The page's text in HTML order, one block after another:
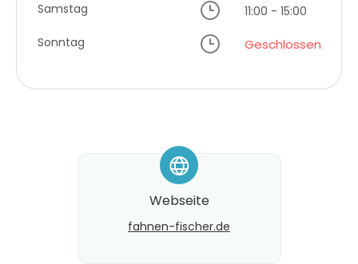
Samstag
11:00 - 15:00
Sonntag
Geschlossen
*
Webseite
fahnen-fischer.de